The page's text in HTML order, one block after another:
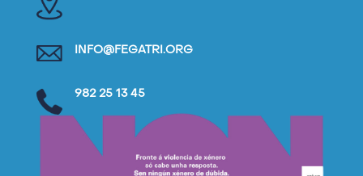
INFO@FEGATRI.ORG
982 25 13 45